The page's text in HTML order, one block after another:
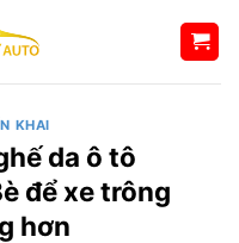
KHAI
da ô tô
để xe trông
hơn